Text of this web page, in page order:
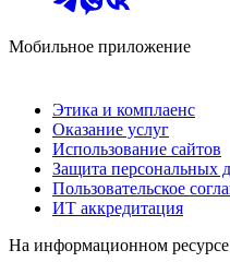
Мобильное приложение
Этика и комплаенс
Оказание услуг
Использование сайтов
Защита персональных
Пользовательское
ИТ аккредитация
На информационном